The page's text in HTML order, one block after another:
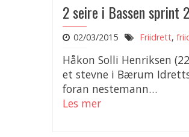
2 seire i Bassen sprint
02/03/2015 Friidrett,
Håkon Solli Henriksen
et stevne i Bærum
foran nestemann…
Les mer